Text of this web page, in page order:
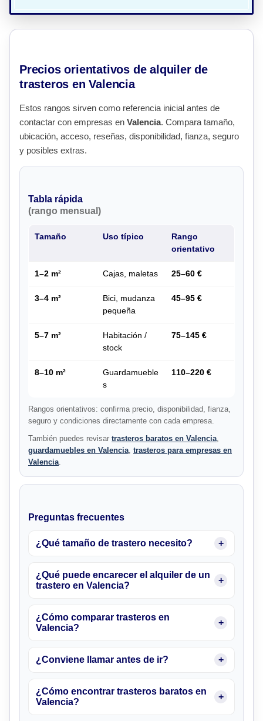
Precios orientativos de alquiler de
trasteros en Valencia
Estos rangos sirven como referencia inicial antes de
contactar con empresas en Valencia. Compara tamaño,
ubicación, acceso, reseñas, disponibilidad, fianza, seguro
y posibles extras.
Tabla rápida
(rango mensual)
Tamaño Uso típico
Rango
orientativo
1–2 m² Cajas, maletas 25–60 €
3–4 m²
Bici, mudanza
pequeña
45–95 €
5–7 m²
Habitación /
stock
75–145 €
8–10 m²
Guardamueble
s
110–220 €
Rangos orientativos: confirma precio, disponibilidad, fianza,
seguro y condiciones directamente con cada empresa.
También puedes revisar trasteros baratos en Valencia
guardamuebles en Valencia trasteros para empresas en
Valencia
Preguntas frecuentes
¿Qué tamaño de trastero necesito?
¿Qué puede encarecer el alquiler de un
trastero en Valencia?
¿Cómo comparar trasteros en
Valencia?
¿Conviene llamar antes de ir?
¿Cómo encontrar trasteros baratos en
Valencia?